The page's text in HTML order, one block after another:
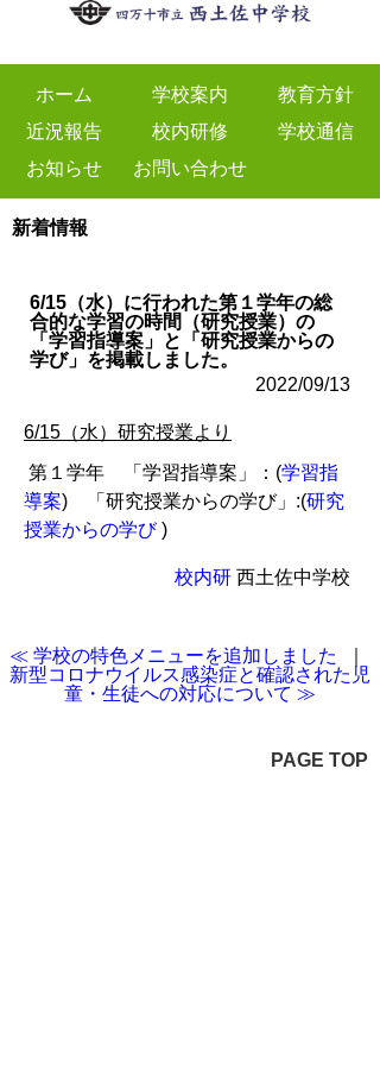
ホーム 学校案内
教育方針
近況報告
校内研修
学校通信
お知らせ
お問い合わせ
新着情報
6/15（水）に行われた第１学年の総
合的な学習の時間（研究授業）の
「学習指導案」と「研究授業からの
学び」を掲載しました。
2022/09/13
6/15（水）研究授業より
第１学年 「学習指導案」：(学習指
導案) 「研究授業からの学び」:(研究
授業からの学び)
校内研 西土佐中学校
≪ 学校の特色メニューを追加しました
新型コロナウイルス感染症と確認された児
童・生徒への対応について ≫
PAGE TOP